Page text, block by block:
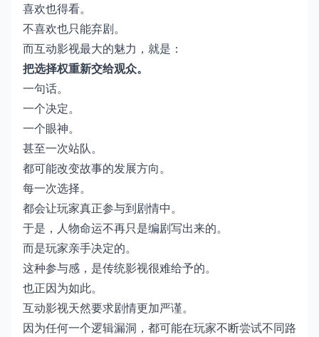
喜欢也得看。
不喜欢也只能弃剧。
而互动影视最大的魅力，就是：
把选择权重新交给观众。
一句话。
一个决定。
一个眼神。
甚至一次站队。
都可能改变故事的发展方向。
每一次选择。
都会让玩家真正参与到剧情中。
于是，人物命运不再只是编剧写出来的。
而是玩家亲手决定的。
这种参与感，是传统影视很难给予的。
也正因为如此。
互动影视天然要求剧情更加严谨。
因为任何一个逻辑漏洞，都可能在玩家不断尝试不同路